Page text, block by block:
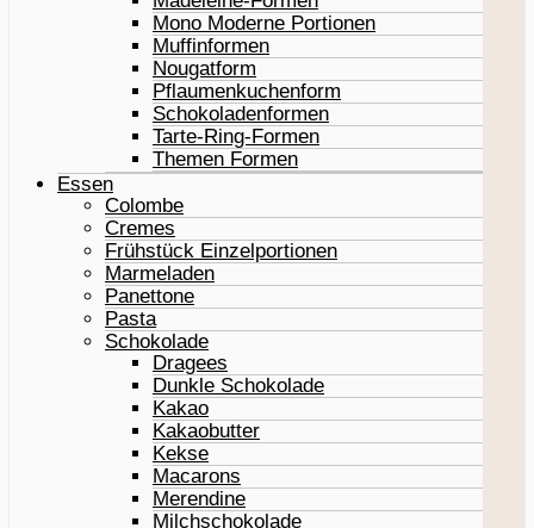
Mono Moderne Portionen
Muffinformen
Nougatform
Pflaumenkuchenform
Schokoladenformen
Tarte-Ring-Formen
Themen Formen
Essen
Colombe
Cremes
Frühstück Einzelportionen
Marmeladen
Panettone
Pasta
Schokolade
Dragees
Dunkle Schokolade
Kakao
Kakaobutter
Kekse
Macarons
Merendine
Milchschokolade